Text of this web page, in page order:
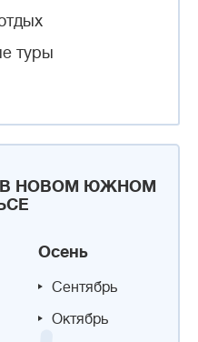
туры
НОВОМ ЮЖНОМ
Осень
Сентябрь
Октябрь